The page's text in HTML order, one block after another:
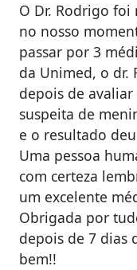
O Dr. Rodrigo foi
no nosso
passar por 3
da Unimed, o dr.
depois de
suspeita de
e o resultado
Uma pessoa
com certeza
um excelente
Obrigada por
depois de 7 dias
bem!!